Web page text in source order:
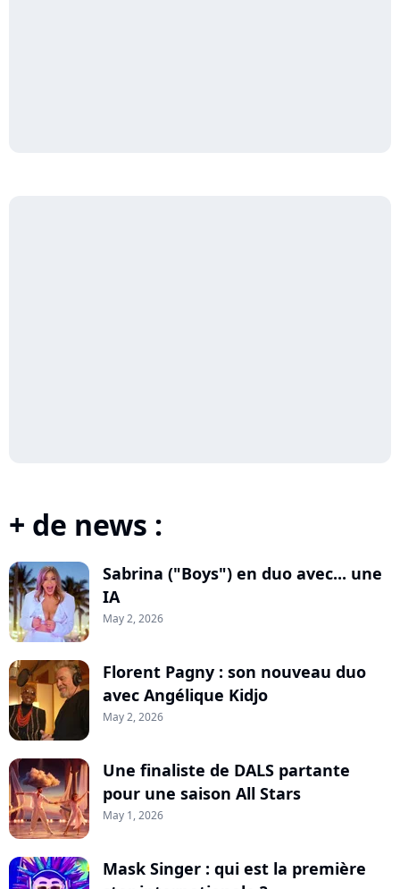
+ de news :
Sabrina ("Boys") en duo avec... une
IA
May 2, 2026
Florent Pagny : son nouveau duo
avec Angélique Kidjo
May 2, 2026
Une finaliste de DALS partante
pour une saison All Stars
May 1, 2026
Mask Singer : qui est la première